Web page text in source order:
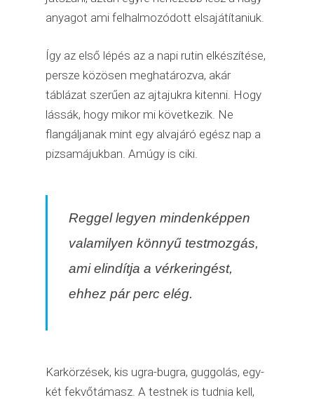
anyagot ami felhalmozódott elsajátítaniuk.
Így az első lépés az a napi rutin elkészítése,
persze közösen meghatározva, akár
táblázat szerűen az ajtajukra kitenni. Hogy
lássák, hogy mikor mi következik. Ne
flangáljanak mint egy alvajáró egész nap a
pizsamájukban. Amúgy is ciki.
Reggel legyen mindenképpen
valamilyen könnyű testmozgás,
ami elindítja a vérkeringést,
ehhez pár perc elég.
Karkörzések, kis ugra-bugra, guggolás, egy-
két fekvőtámasz. A testnek is tudnia kell,